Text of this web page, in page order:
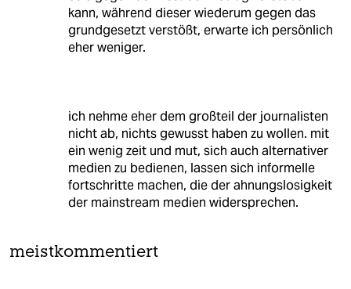
kann, während dieser wiederum gegen das
grundgesetzt verstößt, erwarte ich persönlich
eher weniger.
ich nehme eher dem großteil der journalisten
nicht ab, nichts gewusst haben zu wollen. mit
ein wenig zeit und mut, sich auch alternativer
medien zu bedienen, lassen sich informelle
fortschritte machen, die der ahnungslosigkeit
der mainstream medien widersprechen.
meistkommentiert